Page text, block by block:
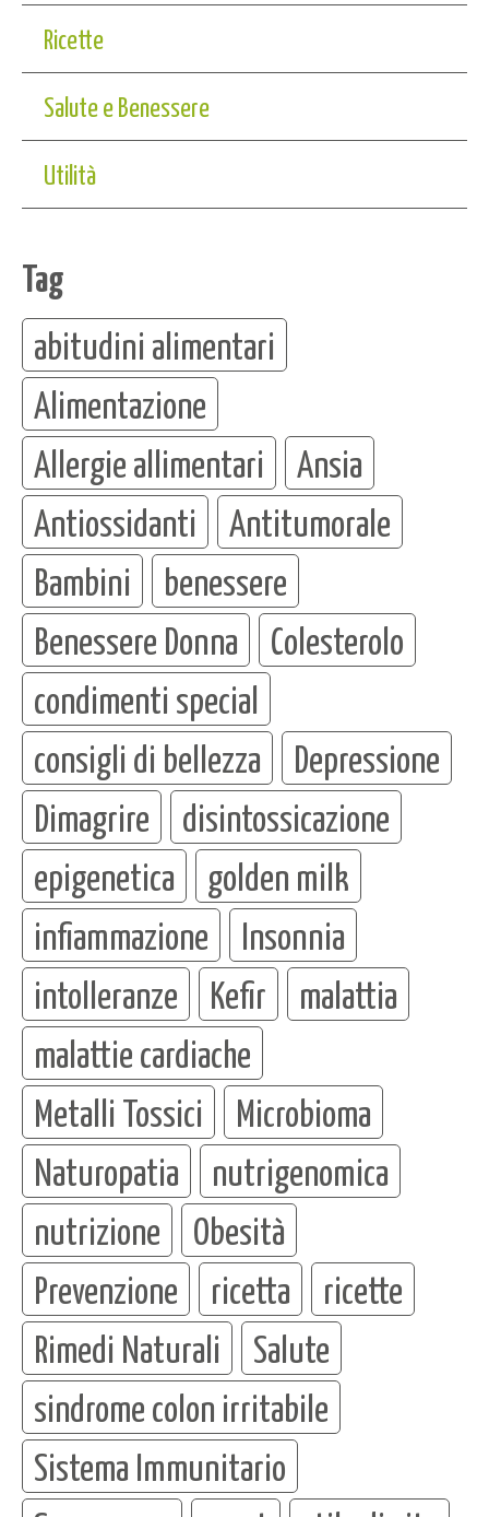
Ricette
Salute e Benessere
Utilità
Tag
abitudini alimentari
Alimentazione
Allergie allimentari
Ansia
Antiossidanti
Antitumorale
Bambini
benessere
Benessere Donna
Colesterolo
condimenti special
consigli di bellezza
Depressione
Dimagrire
disintossicazione
epigenetica
golden milk
infiammazione
Insonnia
intolleranze
Kefir
malattia
malattie cardiache
Metalli Tossici
Microbioma
Naturopatia
nutrigenomica
nutrizione
Obesità
Prevenzione
ricetta
ricette
Rimedi Naturali
Salute
sindrome colon irritabile
Sistema Immunitario